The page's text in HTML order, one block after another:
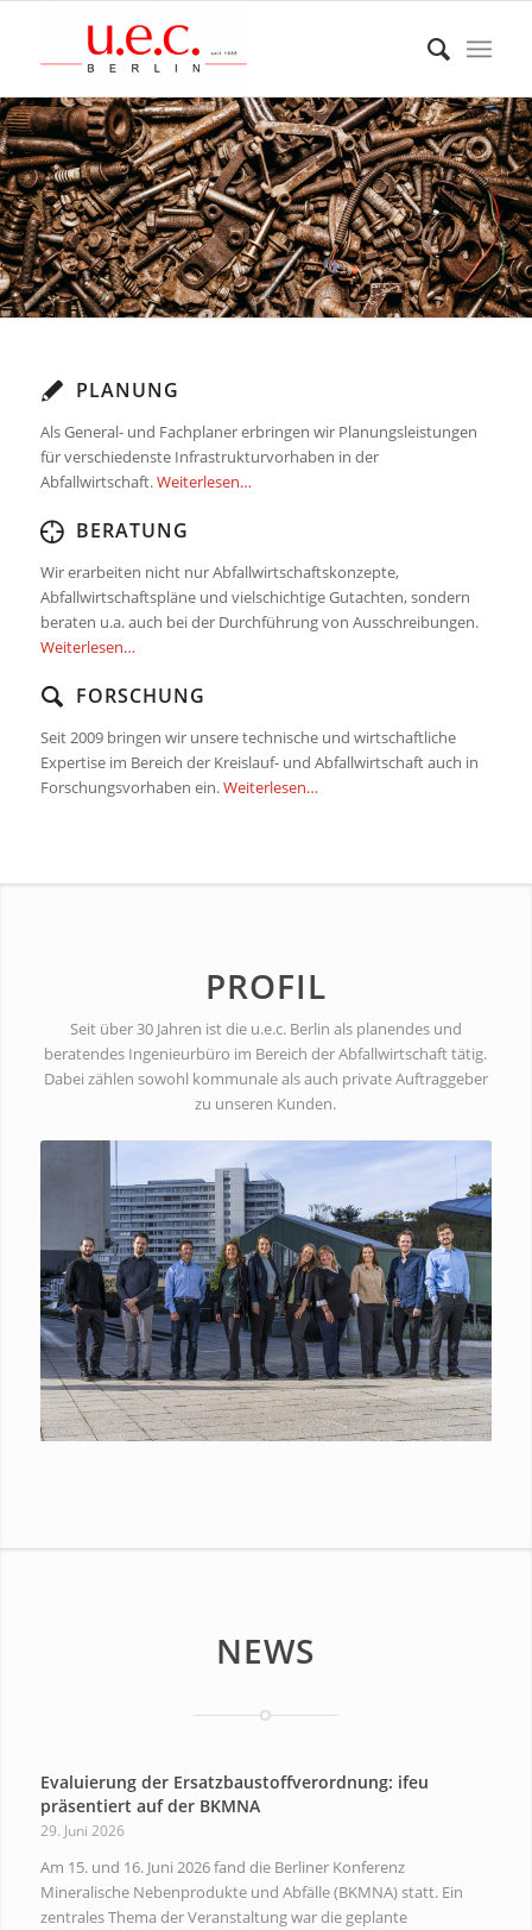
PLANUNG
Als General- und Fachplaner erbringen wir Planungsleistungen
für verschiedenste Infrastrukturvorhaben in der
Abfallwirtschaft.Weiterlesen…
BERATUNG
Wir erarbeiten nicht nur Abfallwirtschaftskonzepte,
Abfallwirtschaftspläne und vielschichtige Gutachten, sondern
beraten u.a. auch bei der Durchführung von Ausschreibungen.
Weiterlesen…
FORSCHUNG
Seit 2009 bringen wir unsere technische und wirtschaftliche
Expertise im Bereich der Kreislauf- und Abfallwirtschaft auch in
Forschungsvorhaben ein.Weiterlesen…
PROFIL
Seit über 30 Jahren ist die u.e.c. Berlin als planendes und
beratendes Ingenieurbüro im Bereich der Abfallwirtschaft tätig.
Dabei zählen sowohl kommunale als auch private Auftraggeber
zu unseren Kunden.
NEWS
Evaluierung der Ersatzbaustoffverordnung: ifeu
präsentiert auf der BKMNA
29. Juni 2026
Am 15. und 16. Juni 2026 fand die Berliner Konferenz
Mineralische Nebenprodukte und Abfälle (BKMNA) statt. Ein
zentrales Thema der Veranstaltung war die geplante